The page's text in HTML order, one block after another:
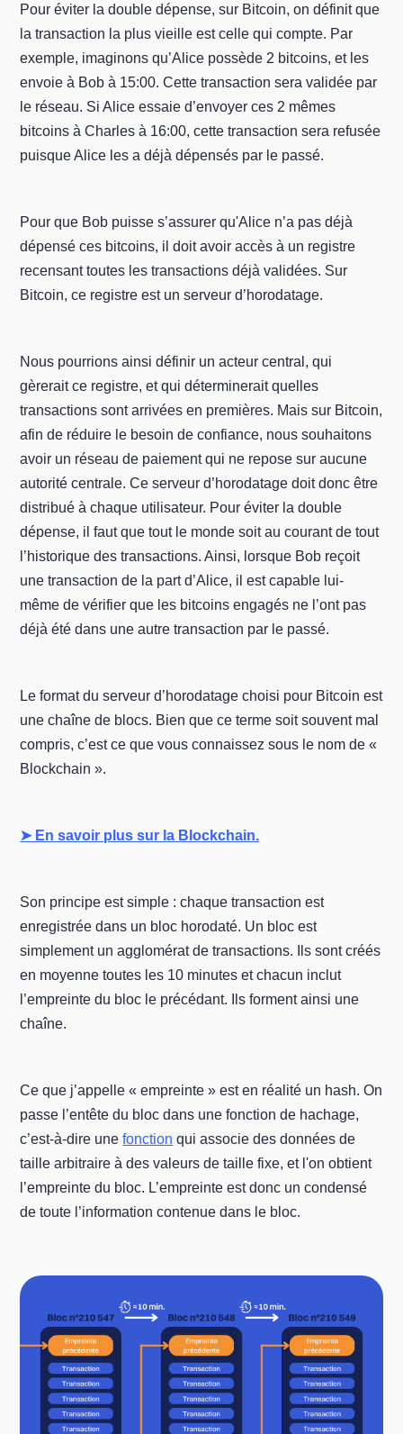
Pour éviter la double dépense, sur Bitcoin, on définit que
la transaction la plus vieille est celle qui compte. Par
exemple, imaginons qu’Alice possède 2 bitcoins, et les
envoie à Bob à 15:00. Cette transaction sera validée par
le réseau. Si Alice essaie d’envoyer ces 2 mêmes
bitcoins à Charles à 16:00, cette transaction sera refusée
puisque Alice les a déjà dépensés par le passé.
Pour que Bob puisse s’assurer qu'Alice n’a pas déjà
dépensé ces bitcoins, il doit avoir accès à un registre
recensant toutes les transactions déjà validées. Sur
Bitcoin, ce registre est un serveur d’horodatage.
Nous pourrions ainsi définir un acteur central, qui
gèrerait ce registre, et qui déterminerait quelles
transactions sont arrivées en premières. Mais sur Bitcoin,
afin de réduire le besoin de confiance, nous souhaitons
avoir un réseau de paiement qui ne repose sur aucune
autorité centrale. Ce serveur d’horodatage doit donc être
distribué à chaque utilisateur. Pour éviter la double
dépense, il faut que tout le monde soit au courant de tout
l’historique des transactions. Ainsi, lorsque Bob reçoit
une transaction de la part d’Alice, il est capable lui-
même de vérifier que les bitcoins engagés ne l’ont pas
déjà été dans une autre transaction par le passé.
Le format du serveur d’horodatage choisi pour Bitcoin est
une chaîne de blocs. Bien que ce terme soit souvent mal
compris, c’est ce que vous connaissez sous le nom de «
Blockchain ».
➤ En savoir plus sur la Blockchain.
Son principe est simple : chaque transaction est
enregistrée dans un bloc horodaté. Un bloc est
simplement un agglomérat de transactions. Ils sont créés
en moyenne toutes les 10 minutes et chacun inclut
l’empreinte du bloc le précédant. Ils forment ainsi une
chaîne.
Ce que j’appelle « empreinte » est en réalité un hash. On
passe l’entête du bloc dans une fonction de hachage,
c’est-à-dire unefonction qui associe des données de
taille arbitraire à des valeurs de taille fixe, et l'on obtient
l’empreinte du bloc. L’empreinte est donc un condensé
de toute l’information contenue dans le bloc.